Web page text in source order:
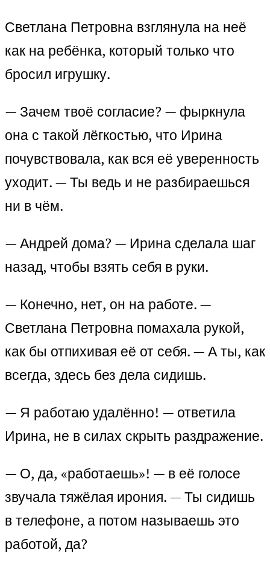
Светлана Петровна взглянула на неё
как на ребёнка, который только что
бросил игрушку.
— Зачем твоё согласие? — фыркнула
она с такой лёгкостью, что Ирина
почувствовала, как вся её уверенность
уходит. — Ты ведь и не разбираешься
ни в чём.
— Андрей дома? — Ирина сделала шаг
назад, чтобы взять себя в руки.
— Конечно, нет, он на работе. —
Светлана Петровна помахала рукой,
как бы отпихивая её от себя. — А ты, как
всегда, здесь без дела сидишь.
— Я работаю удалённо! — ответила
Ирина, не в силах скрыть раздражение.
— О, да, «работаешь»! — в её голосе
звучала тяжёлая ирония. — Ты сидишь
в телефоне, а потом называешь это
работой, да?